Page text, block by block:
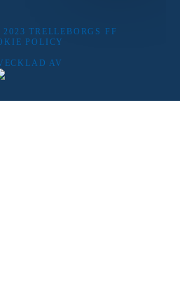
TRELLEBORGS FF
POLICY
AV